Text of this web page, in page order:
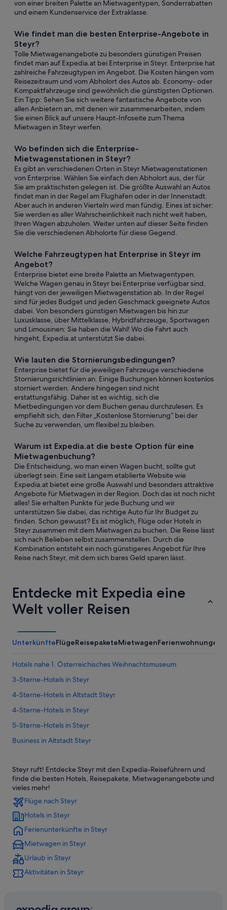
von einer breiten Palette an Mietwagentypen, Sonderrabatten
und einem Kundenservice der Extraklasse.
Wie findet man die besten Enterprise-Angebote in
Steyr?
Tolle Mietwagenangebote zu besonders günstigen Preisen
findet man auf Expedia.at bei Enterprise in Steyr. Enterprise hat
zahlreiche Fahrzeugtypen im Angebot. Die Kosten hängen vom
Reisezeitraum und vom Abholort des Autos ab. Economy- oder
Kompaktfahrzeuge sind gewöhnlich die günstigsten Optionen.
Ein Tipp: Sehen Sie sich weitere fantastische Angebote von
allen Anbietern an, mit denen wir zusammenarbeiten, indem
Sie einen Blick auf unsere Haupt-Infoseite zum Thema
Mietwagen in Steyr werfen.
Wo befinden sich die Enterprise-
Mietwagenstationen in Steyr?
Es gibt an verschiedenen Orten in Steyr Mietwagenstationen
von Enterprise. Wählen Sie einfach den Abholort aus, der für
Sie am praktischsten gelegen ist. Die größte Auswahl an Autos
findet man in der Regel am Flughafen oder in der Innenstadt.
Aber auch in anderen Vierteln wird man fündig. Eines ist sicher:
Sie werden es aller Wahrscheinlichkeit nach nicht weit haben,
Ihren Wagen abzuholen. Weiter unten auf dieser Seite finden
Sie die verschiedenen Abholorte für diese Gegend.
Welche Fahrzeugtypen hat Enterprise in Steyr im
Angebot?
Enterprise bietet eine breite Palette an Mietwagentypen.
Welche Wagen genau in Steyr bei Enterprise verfügbar sind,
hängt von der jeweiligen Mietwagenstation ab. In der Regel
sind für jedes Budget und jeden Geschmack geeignete Autos
dabei. Von besonders günstigen Mietwagen bis hin zur
Luxusklasse, über Mittelklasse, Hybridfahrzeuge, Sportwagen
und Limousinen: Sie haben die Wahl! Wo die Fahrt auch
hingeht, Expedia.at unterstützt Sie dabei.
Wie lauten die Stornierungsbedingungen?
Enterprise bietet für die jeweiligen Fahrzeuge verschiedene
Stornierungsrichtlinien an. Einige Buchungen können kostenlos
storniert werden. Andere hingegen sind nicht
erstattungsfähig. Daher ist es wichtig, sich die
Mietbedingungen vor dem Buchen genau durchzulesen. Es
empfiehlt sich, den Filter „Kostenlose Stornierung“ bei der
Suche zu verwenden, um flexibel zu bleiben.
Warum ist Expedia.at die beste Option für eine
Mietwagenbuchung?
Die Entscheidung, wo man einen Wagen bucht, sollte gut
überlegt sein. Eine seit Langem etablierte Website wie
Expedia.at bietet eine große Auswahl und besonders attraktive
Angebote für Mietwagen in der Region. Doch das ist noch nicht
alles! Sie erhalten Punkte für jede Buchung und wir
unterstützen Sie dabei, das richtige Auto für Ihr Budget zu
finden. Schon gewusst? Es ist möglich, Flüge oder Hotels in
Steyr zusammen mit dem Mietwagen zu buchen. Die Reise lässt
sich nach Belieben selbst zusammenstellen. Durch die
Kombination entsteht ein noch günstigeres Angebot für Ihre
Reise nach Steyr, mit dem sich bares Geld sparen lässt.
Entdecke mit Expedia eine
Welt voller Reisen
UnterkünfteFlügeReisepaketeMietwagenFerienwohnungen
Hotels nahe 1. Österreichisches Weihnachtsmuseum
3-Sterne-Hotels in Steyr
4-Sterne-Hotels in Altstadt Steyr
4-Sterne-Hotels in Steyr
5-Sterne-Hotels in Steyr
Business in Altstadt Steyr
Altstadt Steyr Hotels
Hotels nahe Bummerlhaus
Hotels nahe Dunkelhof
Hotels nahe Evangelische Kirche Steyr
Hotels nahe Marienkirche
Hotels nahe Pfarrkirche St. Michael
Hotels nahe Roter Brunnen
Hotels nahe Schloss Lamberg
Steyr ruft! Entdecke Steyr mit den Expedia-Reiseführern und
finde die besten Hotels, Reisepakete, Mietwagenangebote und
vieles mehr!
Flüge nach Steyr
Hotels in Steyr
Ferienunterkünfte in Steyr
Mietwagen in Steyr
Urlaub in Steyr
Aktivitäten in Steyr